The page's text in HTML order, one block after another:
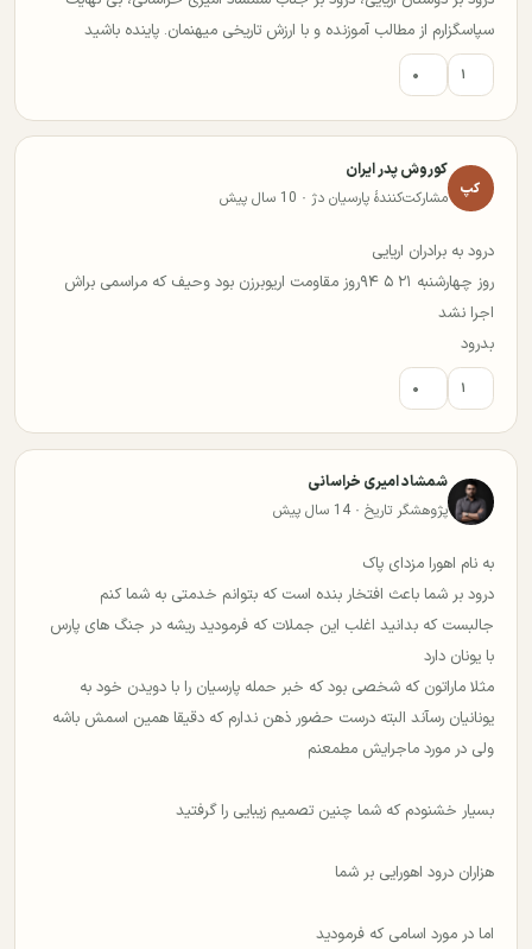
سپاسگزارم از مطالب آموزنده و با ارزش تاریخی میهنمان. پاینده باشید
۱ ۰
کپ
کوروش پدر ایران
مشارکت‌کنندهٔ پارسیان دژ · 10 سال پیش
درود به برادران اریایی
روز چهارشنبه ۲۱ ۵ ۹۴روز مقاومت اریوبرزن بود وحیف که مراسمی براش
اجرا نشد
بدرود
۱ ۰
شمشاد امیری خراسانی
پژوهشگر تاریخ · 14 سال پیش
به نام اهورا مزدای پاک
درود بر شما باعث افتخار بنده است که بتوانم خدمتی به شما کنم
جالبست که بدانید اغلب این جملات که فرمودید ریشه در جنگ های پارس
با یونان دارد
مثلا ماراتون که شخصی بود که خبر حمله پارسیان را با دویدن خود به
یونانیان رسآند البته درست حضور ذهن ندارم که دقیقا همین اسمش باشه
ولی در مورد ماجرایش مطمعنم
بسیار خشنودم که شما چنین تصمیم زیبایی را گرفتید
هزاران درود اهورایی بر شما
اما در مورد اسامی که فرمودید